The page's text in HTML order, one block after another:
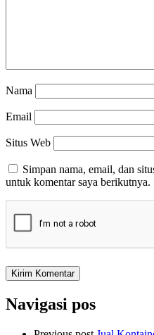
Nama
Email
Situs Web
Simpan nama, email, dan
untuk komentar saya berikutnya.
Navigasi pos